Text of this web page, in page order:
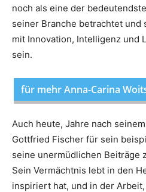
noch als eine der
seiner Branche betrachtet und
mit Innovation, Intelligenz und
sein.
für mehr Anna-Carina
Auch heute, Jahre nach
Gottfried Fischer für sein
seine unermüdlichen Beiträge
Sein Vermächtnis lebt in den
inspiriert hat, und in der